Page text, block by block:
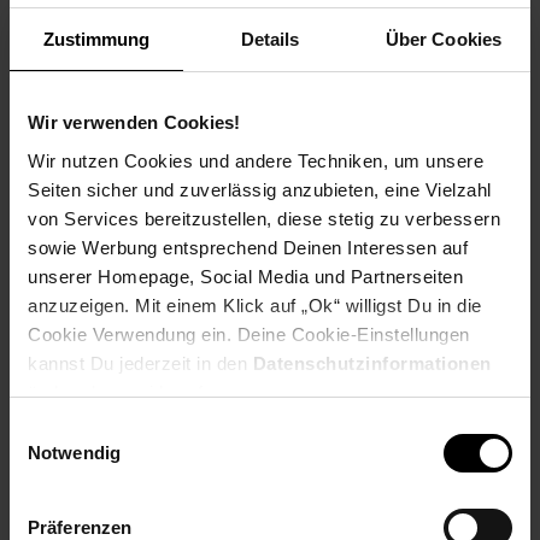
Zustimmung Details Über Cookies
Wir verwenden Cookies!
Wir nutzen Cookies und andere Techniken, um unsere
Seiten sicher und zuverlässig anzubieten, eine Vielzahl
von Services bereitzustellen, diese stetig zu verbessern
sowie Werbung entsprechend Deinen Interessen auf
unserer Homepage, Social Media und Partnerseiten
anzuzeigen. Mit einem Klick auf „Ok“ willigst Du in die
Cookie Verwendung ein. Deine Cookie-Einstellungen
kannst Du jederzeit in den Datenschutzinformationen
ändern bzw. widerrufen.
Notwendig
Präferenzen
Weitere Informationen
Beginn: August/September
Ausbildungsbeginn
Schulabschluss: gute mittlere Reife oder
Fachhochschulreife, Allgemeine
Hochschulreife
Bewerben per Formular